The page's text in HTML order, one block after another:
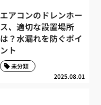
エアコンのドレンホー
ス、適切な設置場所
は？水漏れを防ぐポイ
ント
2025.08.01
未分類